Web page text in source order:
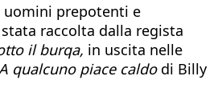
uomini prepotenti e
raccolta dalla regista
il burqa, in uscita nelle
qualcuno piace caldodi Billy